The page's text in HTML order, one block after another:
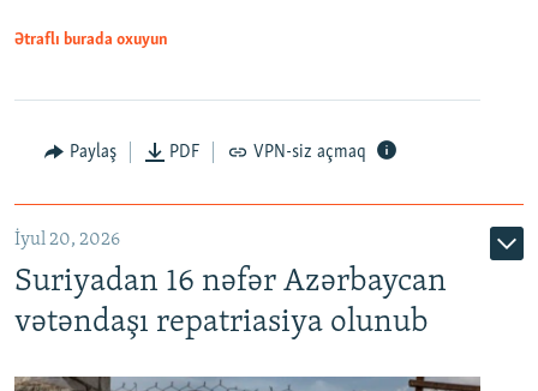
Auto
Ətraflı burada oxuyun
Paylaş PDF VPN-siz açmaq
İyul 20, 2026
Suriyadan 16 nəfər Azərbaycan
vətəndaşı repatriasiya olunub